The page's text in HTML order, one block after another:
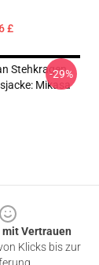
£
Stehkragen
Mikasa
-29%
mit Vertrauen
Klicks bis zur